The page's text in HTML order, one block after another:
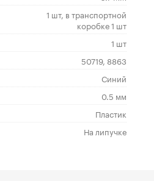
1 шт, в транспортной
коробке 1 шт
1 шт
50719, 8863
Синий
0.5 мм
Пластик
На липучке